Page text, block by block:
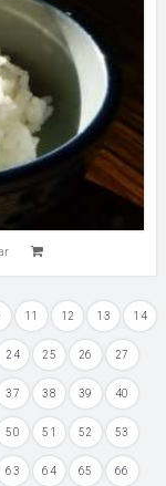
11 12 13 14
24 25 26 27
37 38 39 40
50 51 52 53
63 64 65 66